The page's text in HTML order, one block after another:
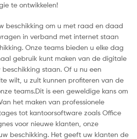
te ontwikkelen!
beschikking om u met raad en daad
in verband met internet staan
Onze teams bieden u elke dag
gebruik kunt maken van de digitale
staan. Of u nu een
wilt, u zult kunnen profiteren van de
teams.Dit is een geweldige kans om
het maken van professionele
tot kantoorsoftware zoals Office
voor nieuwe klanten, onze
beschikking. Het geeft uw klanten de